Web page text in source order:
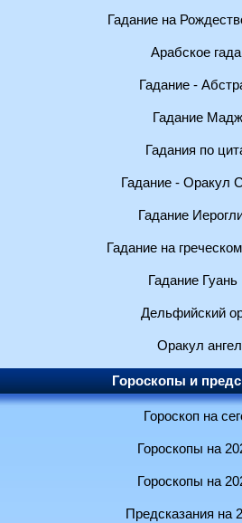
Гадание на
Арабское
Гадание -
Гадание
Гадания по
Гадание - Оракул
Гадание
Гадание на
Гадание
Дельфийский
Оракул
Гороскопы и
Гороскоп на
Гороскопы на
Гороскопы на
Предсказания на